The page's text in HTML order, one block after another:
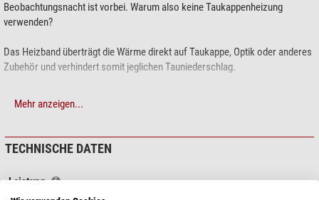
Beobachtungsnacht ist vorbei. Warum also keine Taukappenheizung
verwenden?
Das Heizband überträgt die Wärme direkt auf Taukappe, Optik oder anderes
Zubehör und verhindert somit jeglichen Tauniederschlag.
Mehr anzeigen...
TECHNISCHE DATEN
Leistung